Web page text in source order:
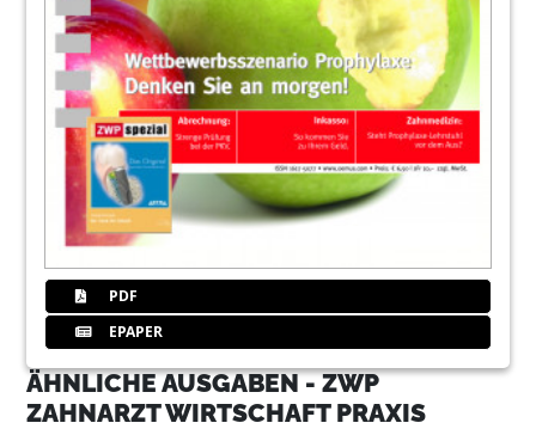
PDF
EPAPER
ÄHNLICHE AUSGABEN - ZWP
ZAHNARZT WIRTSCHAFT PRAXIS